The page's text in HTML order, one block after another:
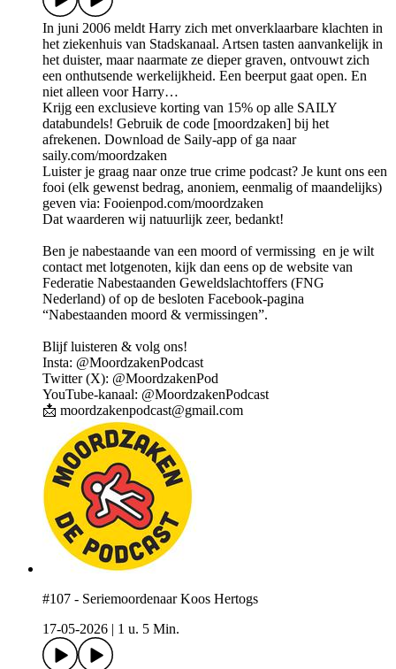
In juni 2006 meldt Harry zich met onverklaarbare klachten in
het ziekenhuis van Stadskanaal. Artsen tasten aanvankelijk in
het duister, maar naarmate ze dieper graven, ontvouwt zich
een onthutsende werkelijkheid. Een beerput gaat open. En
niet alleen voor Harry…
Krijg een exclusieve korting van 15% op alle SAILY
databundels! Gebruik de code [moordzaken] bij het
afrekenen. Download de Saily-app of ga naar
saily.com/moordzaken
Luister je graag naar onze true crime podcast? Je kunt ons een
fooi (elk gewenst bedrag, anoniem, eenmalig of maandelijks)
geven via: Fooienpod.com/moordzaken
Dat waarderen wij natuurlijk zeer, bedankt!
Ben je nabestaande van een moord of vermissing en je wilt
contact met lotgenoten, kijk dan eens op de website van
Federatie Nabestaanden Geweldslachtoffers (FNG
Nederland) of op de besloten Facebook-pagina
“Nabestaanden moord & vermissingen”.
Blijf luisteren & volg ons!
Insta: @MoordzakenPodcast
Twitter (X): @MoordzakenPod
YouTube-kanaal: @MoordzakenPodcast
📩 moordzakenpodcast@gmail.com
#107 - Seriemoordenaar Koos Hertogs
17-05-2026
1 u. 5 Min.